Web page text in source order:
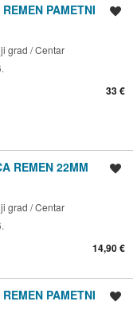
PAMETNI
grad / Centar
33 €
REMEN 22MM
grad / Centar
14,90 €
PAMETNI